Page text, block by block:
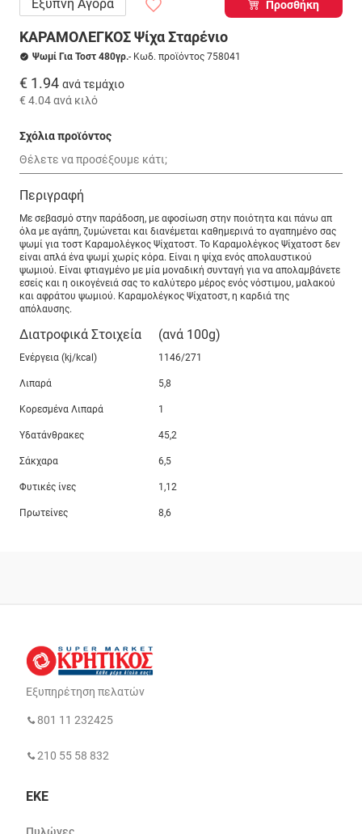
Έξυπνη Αγορά Προσθήκη
ΚΑΡΑΜΟΛΕΓΚΟΣ Ψίχα Σταρένιο
Ψωμί Για Τοστ 480γρ.- Κωδ. προϊόντος 758041
€ 1.94 ανά τεμάχιο
€ 4.04ανά κιλό
Σχόλια προϊόντος
Περιγραφή
Με σεβασμό στην παράδοση, με αφοσίωση στην ποιότητα και πάνω απ
όλα με αγάπη, ζυμώνεται και διανέμεται καθημερινά το αγαπημένο σας
ψωμί για τοστ Καραμολέγκος Ψίχατοστ. Το Καραμολέγκος Ψίχατοστ δεν
είναι απλά ένα ψωμί χωρίς κόρα. Είναι η ψίχα ενός απολαυστικού
ψωμιού. Είναι φτιαγμένο με μία μοναδική συνταγή για να απολαμβάνετε
εσείς και η οικογένειά σας το καλύτερο μέρος ενός νόστιμου, μαλακού
και αφράτου ψωμιού. Καραμολέγκος Ψίχατοστ, η καρδιά της
απόλαυσης.
Διατροφικά Στοιχεία (ανά 100g)
Ενέργεια (kj/kcal) 1146/271
Λιπαρά 5,8
Κορεσμένα Λιπαρά 1
Υδατάνθρακες 45,2
Σάκχαρα 6,5
Φυτικές ίνες 1,12
Πρωτείνες 8,6
Εξυπηρέτηση πελατών
801 11 232425
210 55 58 832
ΕΚΕ